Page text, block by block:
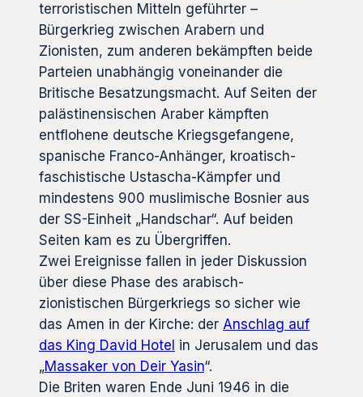
terroristischen Mitteln geführter –
Bürgerkrieg zwischen Arabern und
Zionisten, zum anderen bekämpften beide
Parteien unabhängig voneinander die
Britische Besatzungsmacht. Auf Seiten der
palästinensischen Araber kämpften
entflohene deutsche Kriegsgefangene,
spanische Franco-Anhänger, kroatisch-
faschistische Ustascha-Kämpfer und
mindestens 900 muslimische Bosnier aus
der SS-Einheit „Handschar“. Auf beiden
Seiten kam es zu Übergriffen.
Zwei Ereignisse fallen in jeder Diskussion
über diese Phase des arabisch-
zionistischen Bürgerkriegs so sicher wie
das Amen in der Kirche: der Anschlag auf
das King David Hotel in Jerusalem und das
„Massaker von Deir Yasin“.
Die Briten waren Ende Juni 1946 in die